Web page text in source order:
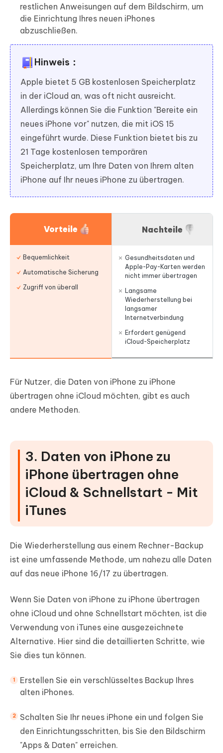
restlichen Anweisungen auf dem Bildschirm, um
die Einrichtung Ihres neuen iPhones
abzuschließen.
Hinweis：
Apple bietet 5 GB kostenlosen Speicherplatz
in der iCloud an, was oft nicht ausreicht.
Allerdings können Sie die Funktion "Bereite ein
neues iPhone vor" nutzen, die mit iOS 15
eingeführt wurde. Diese Funktion bietet bis zu
21 Tage kostenlosen temporären
Speicherplatz, um Ihre Daten von Ihrem alten
iPhone auf Ihr neues iPhone zu übertragen.
Vorteile
Bequemlichkeit
Automatische Sicherung
Zugriff von überall
Nachteile
Gesundheitsdaten und
Apple-Pay-Karten werden
nicht immer übertragen
Langsame
Wiederherstellung bei
langsamer
Internetverbindung
Erfordert genügend
iCloud-Speicherplatz
Für Nutzer, die Daten von iPhone zu iPhone
übertragen ohne iCloud möchten, gibt es auch
andere Methoden.
3. Daten von iPhone zu
iPhone übertragen ohne
iCloud & Schnellstart - Mit
iTunes
Die Wiederherstellung aus einem Rechner-Backup
ist eine umfassende Methode, um nahezu alle Daten
auf das neue iPhone 16/17 zu übertragen.
Wenn Sie Daten von iPhone zu iPhone übertragen
ohne iCloud und ohne Schnellstart möchten, ist die
Verwendung von iTunes eine ausgezeichnete
Alternative. Hier sind die detaillierten Schritte, wie
Sie dies tun können.
Erstellen Sie ein verschlüsseltes Backup Ihres
alten iPhones.
Schalten Sie Ihr neues iPhone ein und folgen Sie
den Einrichtungsschritten, bis Sie den Bildschirm
"Apps & Daten" erreichen.